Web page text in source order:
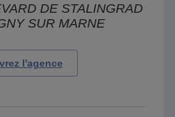
DE STALINGRAD
SUR MARNE
l'agence